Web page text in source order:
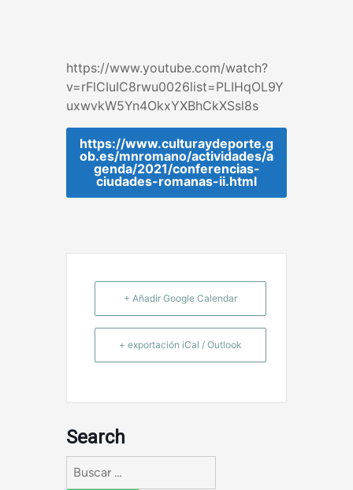
https://www.youtube.com/watch?
v=rFlCIuIC8rwu0026list=PLIHqOL9Y
uxwvkW5Yn4OkxYXBhCkXSsl8s
https://www.culturaydeporte.g
ob.es/mnromano/actividades/a
genda/2021/conferencias-
ciudades-romanas-ii.html
+ Añadir Google Calendar
+ exportación iCal / Outlook
Search
Buscar: